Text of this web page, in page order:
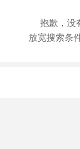
抱歉，没
放宽搜索条